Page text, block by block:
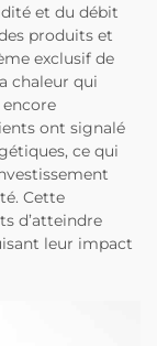
et du débit
produits et
exclusif de
chaleur qui
ont signalé
ce qui
Cette
d’atteindre
leur impact